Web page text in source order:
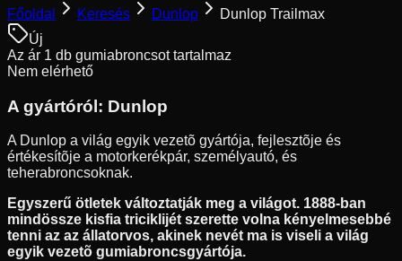
Főoldal Keresés Dunlop
Dunlop Trailmax
Új
Az ár 1 db gumiabroncsot tartalmaz
Nem elérhető
A gyártóról: Dunlop
A Dunlop a világ egyik vezetõ gyártója, fejlesztõje és
értékesítõje a motorkerékpár, személyautó, és
teherabroncsoknak.
Egyszerű ötletek változtatják meg a világot. 1888-ban
mindössze kisfia triciklijét szerette volna kényelmesebbé
tenni az az állatorvos, akinek nevét ma is viseli a világ
egyik vezetõ gumiabroncsgyártója.